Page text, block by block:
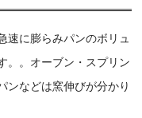
速に膨らみパンのボリュ
。。オーブン・スプリン
ンなどは窯伸びが分かり